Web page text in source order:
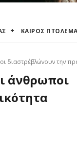
ΚΑΙΡΟΣ
διαστρέβλώνουν την
άνθρωποι